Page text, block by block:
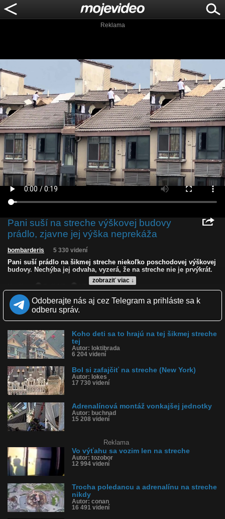
Reklama
Pani suší na streche výškovej budovy
prádlo, zjavne jej výška neprekáža
zobraziť viac ↓
bombarderis 5 330 videní
Pani suší prádlo na šikmej streche niekoľko poschodovej výškovej
budovy. Nechýba jej odvaha, vyzerá, že na streche nie je prvýkrát.
HD NQ
LQ
Zverejnené: 1.7.2026 14:53
Páči sa: 67% (15 hlasov)
Obľúbené: 1
Komentárov: 5
Kategória: ľudia
Tagy: prádlo, suší prádlo, výšková budova, odvaha, strecha, výška
História sledovanosti videa:
Odoberajte nás aj cez Telegram a prihláste sa k
odberu správ.
Koho deti sa to hrajú na tej šikmej streche
tej
Autor: loktibrada
6 204 videní
Bol si zafajčiť na streche (New York)
Autor: lokes
17 730 videní
Adrenalínová montáž vonkajšej jednotky
Autor: buchnad
15 208 videní
Reklama
Vo výťahu sa vozim len na streche
Autor: tozobor
12 994 videní
Trocha poledancu a adrenalínu na streche
nikdy
Autor: conan
16 491 videní